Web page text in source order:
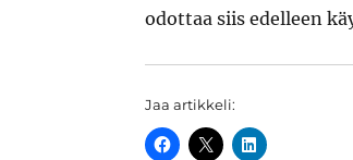
odottaa siis edelleen
Jaa artikkeli: